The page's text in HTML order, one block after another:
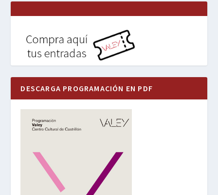
DESCARGA PROGRAMACIÓN EN PDF